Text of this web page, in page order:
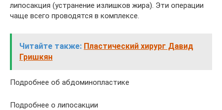
липосакция (устранение излишков жира). Эти операции
чаще всего проводятся в комплексе.
Читайте также: Пластический хирург Давид
Гришкян
Подробнее об абдоминопластике
Подробнее о липосакции